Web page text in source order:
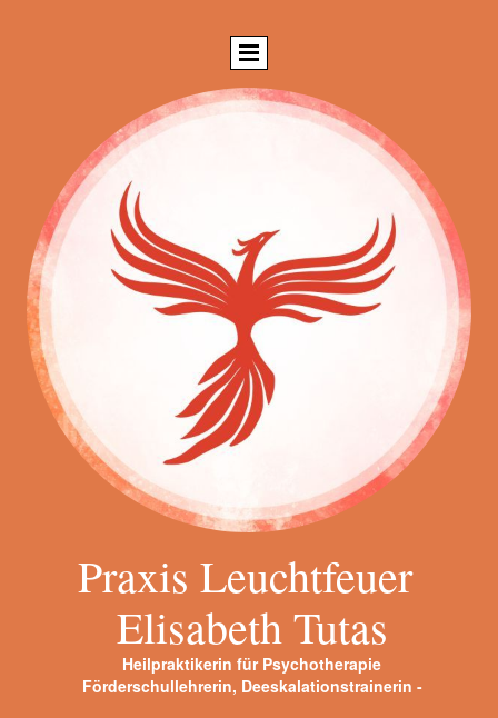
Praxis Leuchtfeuer
Elisabeth Tutas
Heilpraktikerin für Psychotherapie
Förderschullehrerin, Deeskalationstrainerin -